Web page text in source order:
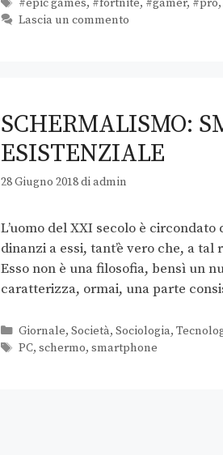
#epic games, #fortnite, #gamer, #pro,
Lascia un commento
SCHERMALISMO:
ESISTENZIALE
28 Giugno 2018diadmin
L’uomo del XXI secolo è
dinanzi a essi, tant’è vero che, a
Esso non è una filosofia, bensì un
caratterizza, ormai, una parte
Giornale, Società, Sociologia,
PC, schermo, smartphone